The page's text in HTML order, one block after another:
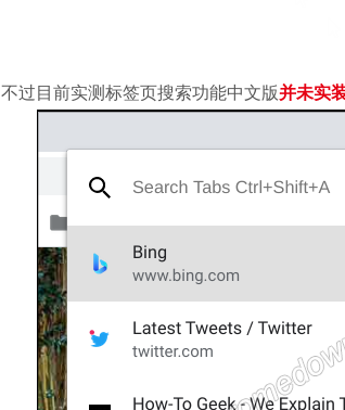
不过目前实测标签页搜索功能中文版并未实